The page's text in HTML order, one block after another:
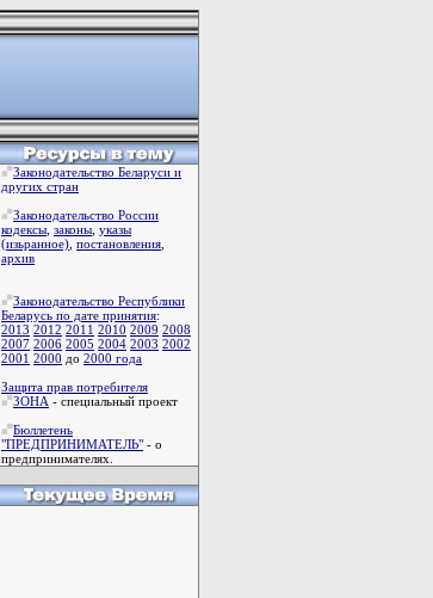
Законодательство Беларуси и
других стран
Законодательство России
кодексы законы указы
(изьранное) постановления
архив
Законодательство Республики
Беларусь по дате принятия:
2013 2012 2011 2010 2009 2008
2007 2006 2005 2004 2003 2002
2001 2000 до 2000 года
Защита прав потребителя
ЗОНА - специальный проект
Бюллетень
"ПРЕДПРИНИМАТЕЛЬ" - о
предпринимателях.